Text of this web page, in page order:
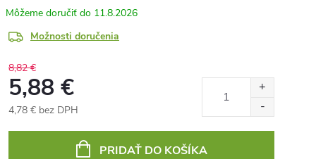
11.8.2026
Možnosti doručenia
8,82 €
5,88 €
4,78 € bez DPH
PRIDAŤ DO KOŠÍKA